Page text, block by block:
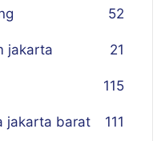
52
jakarta 21
115
jakarta barat 111